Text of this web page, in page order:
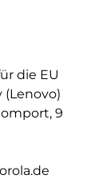
die EU
(Lenovo)
9